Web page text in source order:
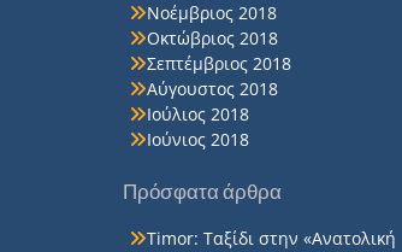
Νοέμβριος 2018
Οκτώβριος 2018
Σεπτέμβριος 2018
Αύγουστος 2018
Ιούλιος 2018
Ιούνιος 2018
Πρόσφατα άρθρα
Timor: Ταξίδι στην «Ανατολική